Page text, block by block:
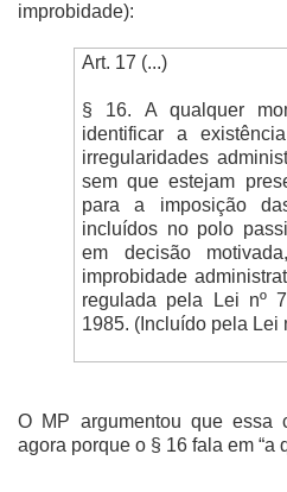
improbidade):
Art. 17 (...)
§ 16. A qualquer
identificar a
irregularidades
sem que estejam
para a imposição
incluídos no polo
em decisão
improbidade
regulada pela Lei nº
1985. (Incluído pela Lei
O MP argumentou que essa
agora porque o § 16 fala em “a